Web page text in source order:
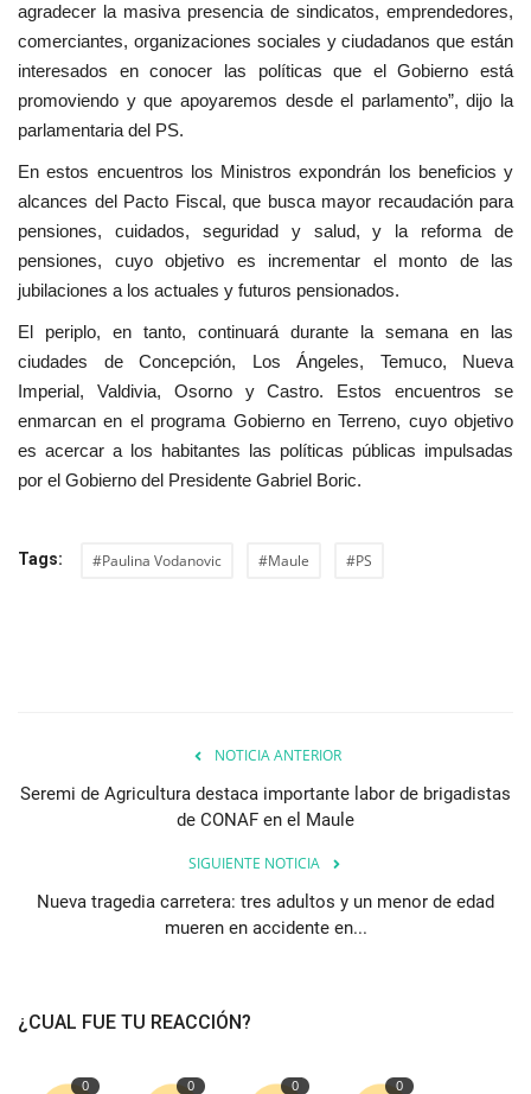
agradecer la masiva presencia de sindicatos, emprendedores,
comerciantes, organizaciones sociales y ciudadanos que están
interesados en conocer las políticas que el Gobierno está
promoviendo y que apoyaremos desde el parlamento”, dijo la
parlamentaria del PS.
En estos encuentros los Ministros expondrán los beneficios y
alcances del Pacto Fiscal, que busca mayor recaudación para
pensiones, cuidados, seguridad y salud, y la reforma de
pensiones, cuyo objetivo es incrementar el monto de las
jubilaciones a los actuales y futuros pensionados.
El periplo, en tanto, continuará durante la semana en las
ciudades de Concepción, Los Ángeles, Temuco, Nueva
Imperial, Valdivia, Osorno y Castro. Estos encuentros se
enmarcan en el programa Gobierno en Terreno, cuyo objetivo
es acercar a los habitantes las políticas públicas impulsadas
por el Gobierno del Presidente Gabriel Boric.
Tags: #Paulina Vodanovic #Maule #PS
NOTICIA ANTERIOR
Seremi de Agricultura destaca importante labor de brigadistas
de CONAF en el Maule
SIGUIENTE NOTICIA
Nueva tragedia carretera: tres adultos y un menor de edad
mueren en accidente en...
¿CUAL FUE TU REACCIÓN?
0 0 0 0